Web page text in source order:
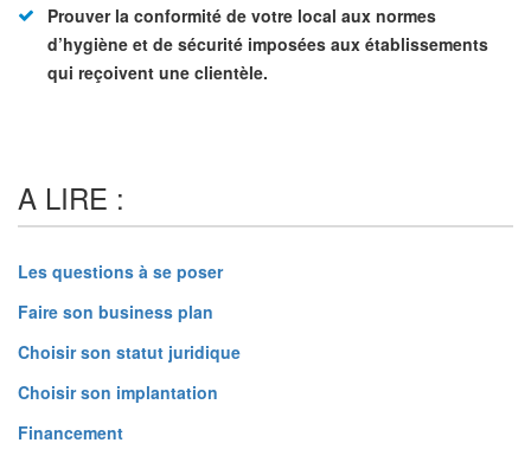
Prouver la conformité de votre local aux normes
d’hygiène et de sécurité imposées aux établissements
qui reçoivent une clientèle.
A LIRE :
Les questions à se poser
Faire son business plan
Choisir son statut juridique
Choisir son implantation
Financement